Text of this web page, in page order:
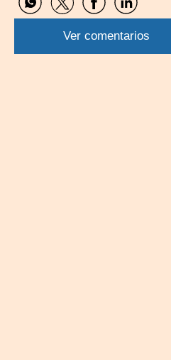
Compartir
por
WhatsApp
Compartir
por
Twitter
Compartir
por
Facebook
Compartir
por
Linkedin
Ver comentarios